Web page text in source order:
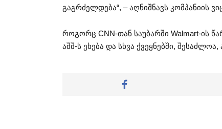
გაგრძელდება“, – აღნიშნავს კომპანიის
როგორც CNN-თან საუბარში Walmart-ის
აშშ-ს ეხება და სხვა ქვეყნებში,